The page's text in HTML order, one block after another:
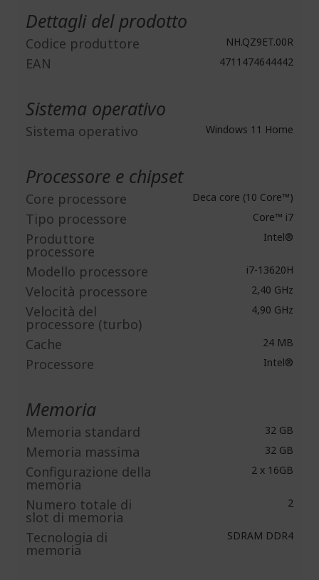
Dettagli del prodotto
Codice produttore NH.QZ9ET.00R
EAN 4711474644442
Sistema operativo
Sistema operativo Windows 11 Home
Processore e chipset
Core processore Deca core (10 Core™)
Tipo processore Core™ i7
Produttore
processore
Intel®
Modello processore i7-13620H
Velocità processore 2,40 GHz
Velocità del
processore (turbo)
4,90 GHz
Cache 24 MB
Processore Intel®
Memoria
Memoria standard 32 GB
Memoria massima 32 GB
Configurazione della
memoria
2 x 16GB
Numero totale di
slot di memoria
2
Tecnologia di
memoria
SDRAM DDR4